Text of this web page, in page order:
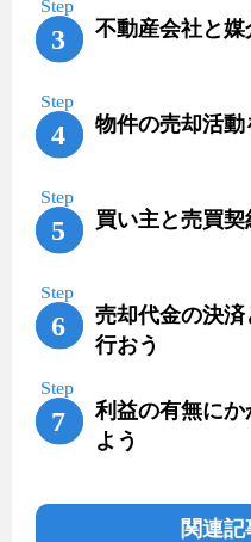
不動産会社と媒
物件の売却活動
買い主と売買契
売却代金の決
行おう
利益の有無に
よう
関連記